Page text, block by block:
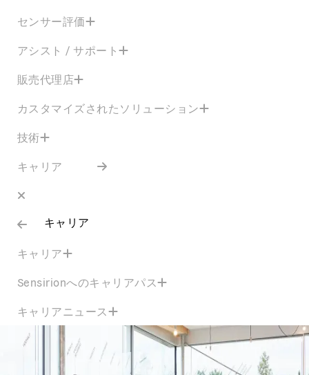
センサー評価
アシスト / サポート
販売代理店
カスタマイズされたソリューション
技術
キャリア
キャリア
キャリア
Sensirionへのキャリアパス
キャリアニュース